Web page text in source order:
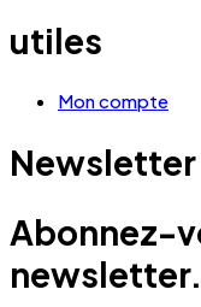
utiles
Mon compte
Newsletter
Abonnez-
newsletter.